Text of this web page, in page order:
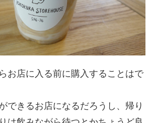
お店に入る前に購入することはで
できるお店になるだろうし、帰り